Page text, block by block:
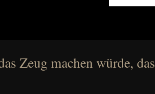
Zeug machen würde,